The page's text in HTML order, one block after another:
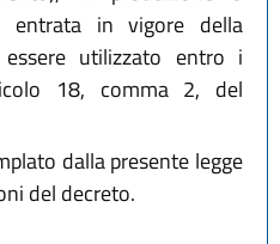
entrata in vigore della
utilizzato entro i
18, comma 2, del
dalla presente legge
del decreto.